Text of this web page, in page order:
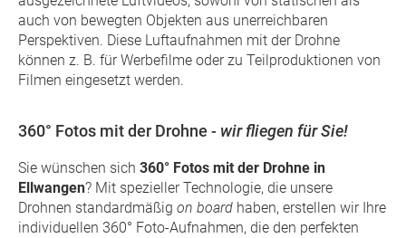
auch von bewegten Objekten aus unerreichbaren
Perspektiven. Diese Luftaufnahmen mit der Drohne
können z. B. für Werbefilme oder zu Teilproduktionen von
Filmen eingesetzt werden.
360° Fotos mit der Drohne - wir fliegen für Sie!
Sie wünschen sich 360° Fotos mit der Drohne in
Ellwangen? Mit spezieller Technologie, die unsere
Drohnen standardmäßig on board haben, erstellen wir Ihre
individuellen 360° Foto-Aufnahmen, die den perfekten